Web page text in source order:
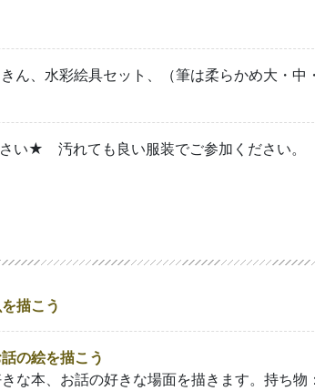
ん、水彩絵具セット、（筆は柔らかめ大・中
い★ 汚れても良い服装でご参加ください。
描こう
の絵を描こう
な本、お話の好きな場面を描きます。持ち物